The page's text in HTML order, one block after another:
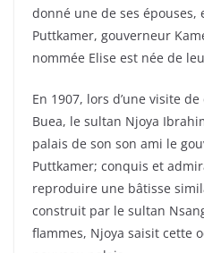
donné une de ses épouses,
Puttkamer, gouverneur
nommée Elise est née de
En 1907, lors d’une visite
Buea, le sultan Njoya
palais de son son ami le
Puttkamer; conquis et
reproduire une bâtisse
construit par le sultan
flammes, Njoya saisit cette